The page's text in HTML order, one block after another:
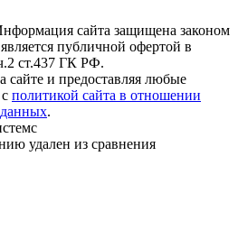
сайта защищена законом
публичной офертой в
ст.437 ГК РФ.
и предоставляя любые
политикой сайта в отношении
.
удален из сравнения